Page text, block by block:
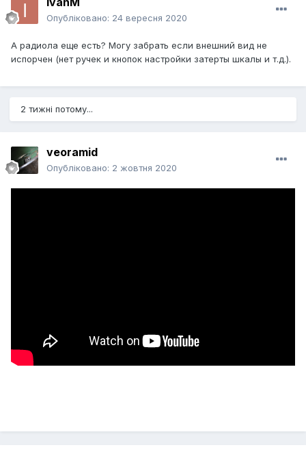
Опубліковано: 24 вересня 2020
А радиола еще есть? Могу забрать если внешний вид не
испорчен (нет ручек и кнопок настройки затерты шкалы и т.д.).
2 тижні потому...
veoramid
Опубліковано: 2 жовтня 2020